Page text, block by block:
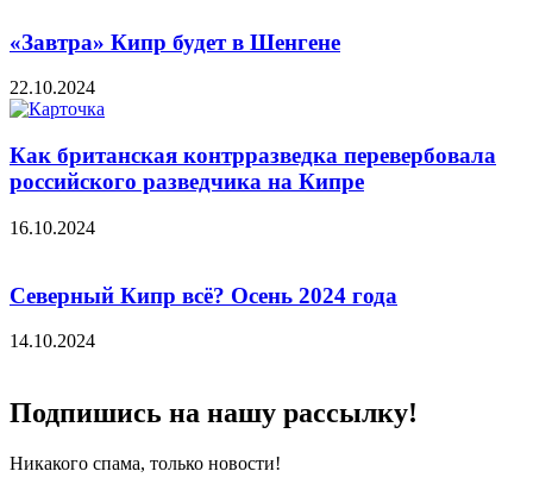
«Завтра» Кипр будет в Шенгене
22.10.2024
Как британская контрразведка перевербовала
российского разведчика на Кипре
16.10.2024
Северный Кипр всё? Осень 2024 года
14.10.2024
Подпишись на нашу рассылку!
Никакого спама, только новости!